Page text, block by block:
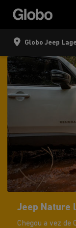
Globo Jeep
Jeep Nature
Chegou a vez de